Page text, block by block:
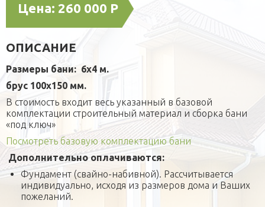
Фотогаларея
Кредит
Цена: 260 000 Р
ОПИСАНИЕ
Размеры бани: 6х4 м.
брус 100х150 мм.
В стоимость входит весь указанный в базовой
комплектации строительный материал и сборка бани
«под ключ»
Посмотреть базовую комплектацию бани
Дополнительно оплачиваются:
Фундамент (свайно-набивной). Рассчитывается
индивидуально, исходя из размеров дома и Ваших
пожеланий.